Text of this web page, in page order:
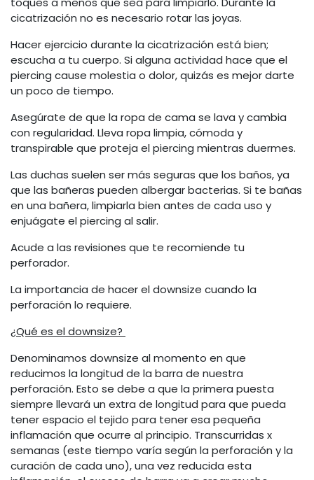
cicatrización no es necesario rotar las joyas.
Hacer ejercicio durante la cicatrización está bien;
escucha a tu cuerpo. Si alguna actividad hace que el
piercing cause molestia o dolor, quizás es mejor darte
un poco de tiempo.
Asegúrate de que la ropa de cama se lava y cambia
con regularidad. Lleva ropa limpia, cómoda y
transpirable que proteja el piercing mientras duermes.
Las duchas suelen ser más seguras que los baños, ya
que las bañeras pueden albergar bacterias. Si te bañas
en una bañera, limpiarla bien antes de cada uso y
enjuágate el piercing al salir.
Acude a las revisiones que te recomiende tu
perforador.
La importancia de hacer el downsize cuando la
perforación lo requiere.
¿Qué es el downsize?
Denominamos downsize al momento en que
reducimos la longitud de la barra de nuestra
perforación. Esto se debe a que la primera puesta
siempre llevará un extra de longitud para que pueda
tener espacio el tejido para tener esa pequeña
inflamación que ocurre al principio. Transcurridas x
semanas (este tiempo varía según la perforación y la
curación de cada uno), una vez reducida esta